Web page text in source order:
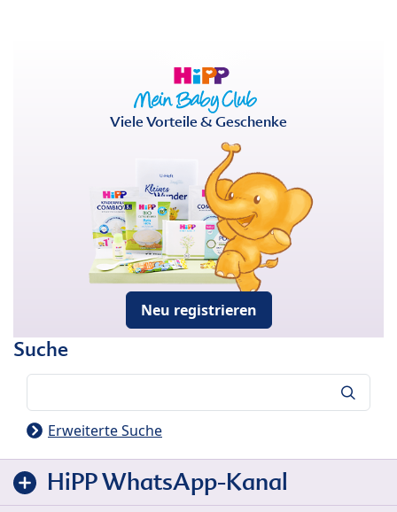
Viele Vorteile & Geschenke
Neu registrieren
Suche
Erweiterte Suche
HiPP WhatsApp-Kanal